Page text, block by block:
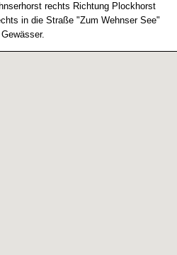
rechts Richtung Plockhorst
in die Straße "Zum Wehnser See"